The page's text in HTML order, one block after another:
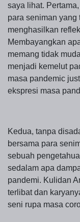
saya lihat.
para seniman yang
menghasilkan
Membayangkan
memang tidak
menjadi kemelut
masa pandemic
ekspresi masa
Kedua, tanpa
bersama para
sebuah
sedalam apa
pandemi. Kulidan
terlibat dan
seni rupa masa